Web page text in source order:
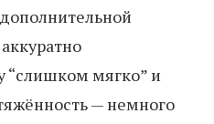
“слишком мягко” и
— немного